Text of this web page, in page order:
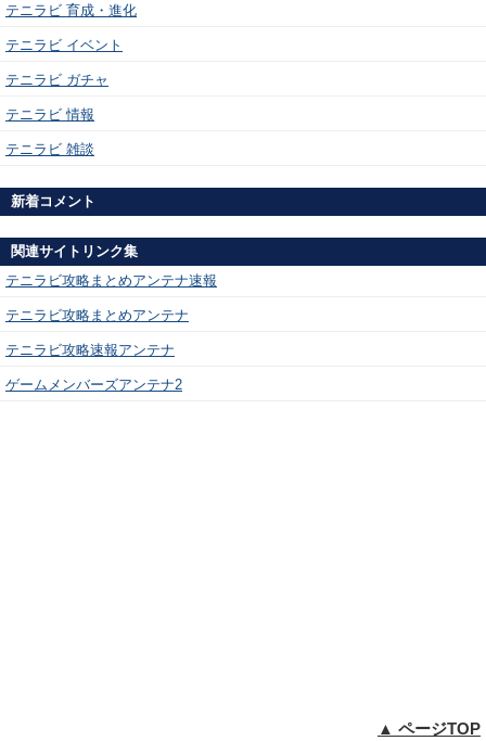
テニラビ 育成・進化
テニラビ イベント
テニラビ ガチャ
テニラビ 情報
テニラビ 雑談
新着コメント
関連サイトリンク集
テニラビ攻略まとめアンテナ速報
テニラビ攻略まとめアンテナ
テニラビ攻略速報アンテナ
ゲームメンバーズアンテナ2
▲ ページTOP